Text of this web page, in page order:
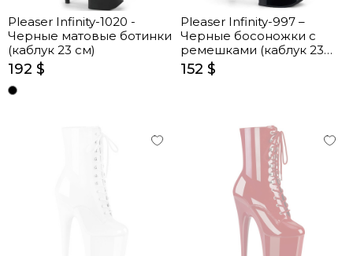
Pleaser Infinity-1020 -
Черные матовые ботинки
(каблук 23 см)
192 $
Pleaser Infinity-997 –
Черные босоножки с
ремешками (каблук 23
см)
152 $